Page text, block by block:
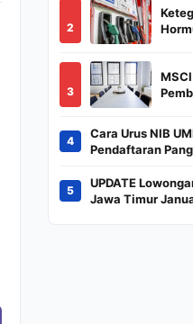
2
3
4
Cara Urus NIB
Pendaftaran
Kilogram
5
UPDATE
Jawa Timur